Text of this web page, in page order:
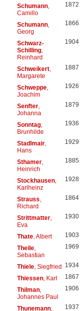
Schumann,
Camillo
1872
Schumann,
Georg
1866
Schwarz-
Schilling,
Reinhard
1904
Schweikert,
Margarete
1887
Schweppe,
Joachim
1926
Senfter,
Johanna
1879
Sonntag,
Brunhilde
1936
Stadlmair,
Hans
1929
Sthamer,
Heinrich
1885
Stockhausen,
Karlheinz
1928
Strauss
Richard
1864
Strittmatter,
Eva
1930
Thate, Albert 1903
Theile,
Sebastian
1969
Thiele, Siegfried 1934
Thiessen, Karl 1867
Thilman,
Johannes Paul
1906
Thunemann, 1937